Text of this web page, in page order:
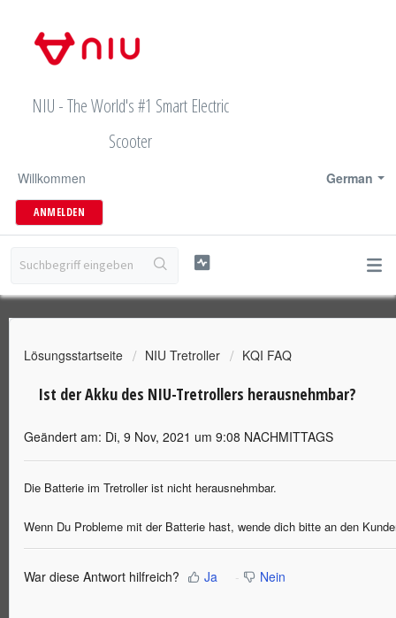
NIU - The World's #1 Smart Electric
Scooter
German
Willkommen
ANMELDEN
Lösungsstartseite NIU Tretroller KQI FAQ
Ist der Akku des NIU-Tretrollers herausnehmbar?
Geändert am: Di, 9 Nov, 2021 um 9:08 NACHMITTAGS
Die Batterie im Tretroller ist nicht herausnehmbar.
Wenn Du Probleme mit der Batterie hast, wende dich bitte an den
War diese Antwort hilfreich? Ja Nein